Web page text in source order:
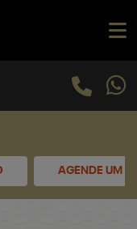
AGENDE UM